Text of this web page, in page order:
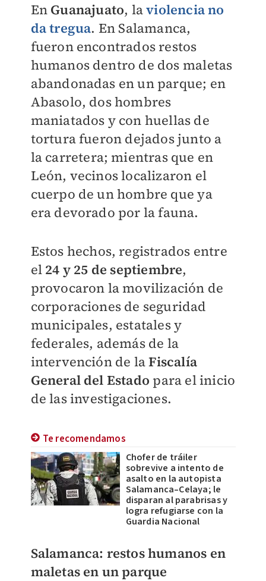
En Guanajuato, laviolencia no
da tregua. En Salamanca,
fueron encontrados restos
humanos dentro de dos maletas
abandonadas en un parque; en
Abasolo, dos hombres
maniatados y con huellas de
tortura fueron dejados junto a
la carretera; mientras que en
León, vecinos localizaron el
cuerpo de un hombre que ya
era devorado por la fauna.
Estos hechos, registrados entre
el 24 y 25 de septiembre,
provocaron la movilización de
corporaciones de seguridad
municipales, estatales y
federales, además de la
intervención de laFiscalía
General del Estado para el inicio
de las investigaciones.
Te recomendamos
Chofer de tráiler
sobrevive a intento de
asalto en la autopista
Salamanca–Celaya; le
disparan al parabrisas y
logra refugiarse con la
Guardia Nacional
Salamanca: restos humanos en
maletas en un parque